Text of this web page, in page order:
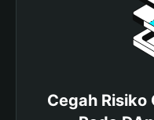
Cegah Risiko